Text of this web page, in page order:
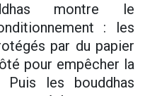
montre le
: les
par du papier
pour empêcher la
Puis les bouddhas